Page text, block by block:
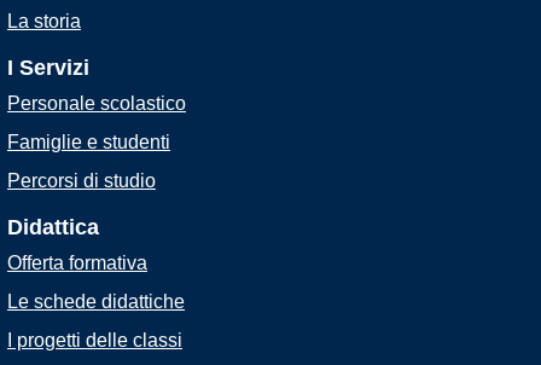
La storia
I Servizi
Personale scolastico
Famiglie e studenti
Percorsi di studio
Didattica
Offerta formativa
Le schede didattiche
I progetti delle classi